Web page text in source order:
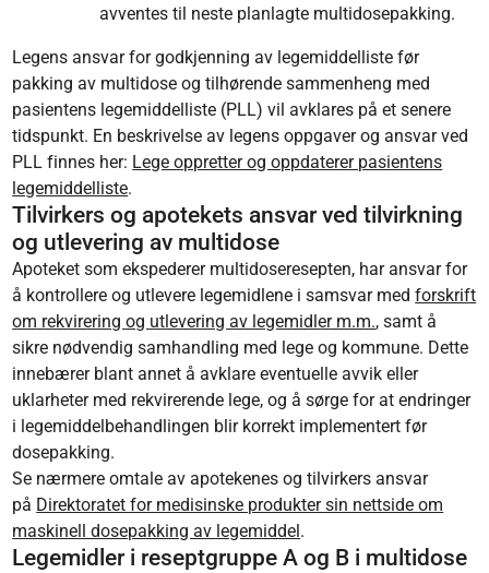
avventes til neste planlagte multidosepakking.
Legens ansvar for godkjenning av legemiddelliste før
pakking av multidose og tilhørende sammenheng med
pasientens legemiddelliste (PLL) vil avklares på et senere
tidspunkt. En beskrivelse av legens oppgaver og ansvar ved
PLL finnes her: Lege oppretter og oppdaterer pasientens
legemiddelliste.
Tilvirkers og apotekets ansvar ved tilvirkning
og utlevering av multidose
Apoteket som ekspederer multidoseresepten, har ansvar for
å kontrollere og utlevere legemidlene i samsvar medforskrift
om rekvirering og utlevering av legemidler m.m., samt å
sikre nødvendig samhandling med lege og kommune. Dette
innebærer blant annet å avklare eventuelle avvik eller
uklarheter med rekvirerende lege, og å sørge for at endringer
i legemiddelbehandlingen blir korrekt implementert før
dosepakking.
Se nærmere omtale av apotekenes og tilvirkers ansvar
på Direktoratet for medisinske produkter sin nettside om
maskinell dosepakking av legemiddel .
Legemidler i reseptgruppe A og B i multidose